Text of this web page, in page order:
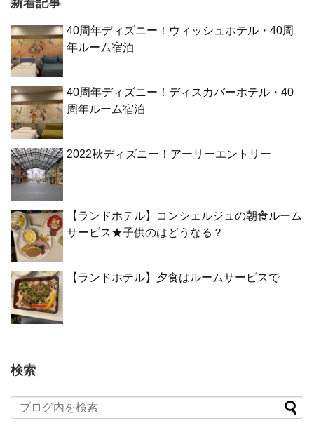
40周年ディズニー！ウィッシュホテル・40周
年ルーム宿泊
40周年ディズニー！ディスカバーホテル・40
周年ルーム宿泊
2022秋ディズニー！アーリーエントリー
【ランドホテル】コンシェルジュの朝食ルーム
サービス★子供のはどうなる？
【ランドホテル】夕食はルームサービスで
検索